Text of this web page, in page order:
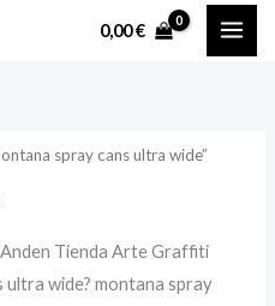
0,00€
spray cans ultra wide”
Tienda Arte Graffiti
ultra wide? montana spray